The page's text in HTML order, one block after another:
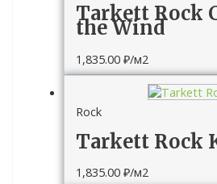
Tarkett Rock
the Wind
1,835.00₽/м2
Rock
Tarkett Rock
1,835.00₽/м2